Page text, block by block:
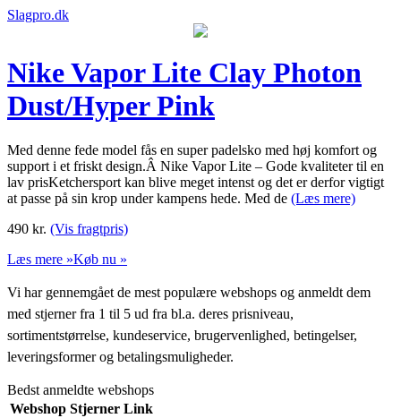
Slagpro.dk
Nike Vapor Lite Clay Photon
Dust/Hyper Pink
Med denne fede model fås en super padelsko med høj komfort og
support i et friskt design.Â Nike Vapor Lite – Gode kvaliteter til en
lav prisKetchersport kan blive meget intenst og det er derfor vigtigt
at passe på sin krop under kampens hede. Med de (Læs mere)
490 kr. (Vis fragtpris)
Læs mere »Køb nu »
Vi har gennemgået de mest populære webshops og anmeldt dem
med stjerner fra 1 til 5 ud fra bl.a. deres prisniveau,
sortimentstørrelse, kundeservice, brugervenlighed, betingelser,
leveringsformer og betalingsmuligheder.
Bedst anmeldte webshops
Webshop Stjerner Link